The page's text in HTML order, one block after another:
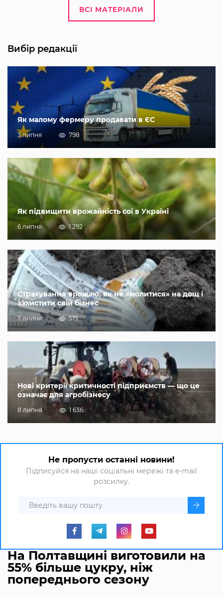
ВСІ МАТЕРІАЛИ
Вибір редакції
Як малому фермеру продавати в ЄС
3 липня 798
Як підвищити врожайність сої в Україні
6 липня 1 292
Страхування врожаю, як не «молитися» на дощ і
захистити свій бізнес
7 липня 519
Нові критерії критичності підприємств — що це
означає для агробізнесу
8 липня 1 636
Не пропусти останні новини!
Підписуйся на наші соціальні мережі та e-mail
розсилку.
На Полтавщині виготовили на
55% більше цукру, ніж
попереднього сезону